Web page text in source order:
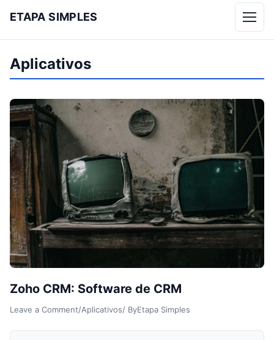
ETAPA SIMPLES Menu
Aplicativos
Zoho CRM: Software de CRM
Leave a Comment/Aplicativos/ ByEtapa Simples